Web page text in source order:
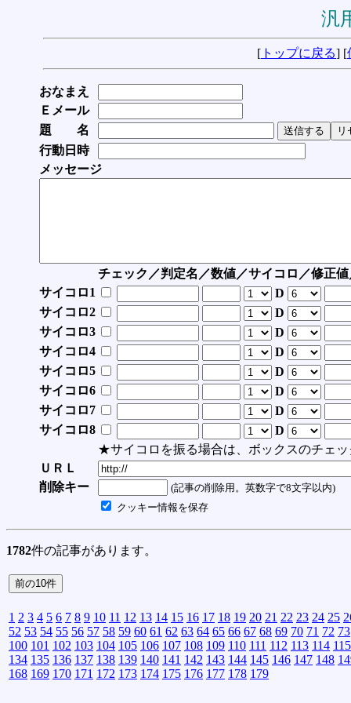
汎
[ トップに戻る] [
おなまえ
Ｅメール
題 名
行動日時
メッセージ
チェック／判定名／数値／サイコロ／修正
サイコロ1
D
サイコロ2
D
サイコロ3
D
サイコロ4
D
サイコロ5
D
サイコロ6
D
サイコロ7
D
サイコロ8
D
★サイコロを振る場合は、ボックスのチェッ
ＵＲＬ
削除キー
(記事の削除用。英数字で8文字以内)
クッキー情報を保存
1782件の記事があります。
1 2 3 4 5 6 7 8 9 10 11 12 13 14 15 16 17 18 19 20 21 22 23 24 25
52 53 54 55 56 57 58 59 60 61 62 63 64 65 66 67 68 69 70 71 72 73
100 101 102 103 104 105 106 107 108 109 110 111 112 113 114 115
134 135 136 137 138 139 140 141 142 143 144 145 146 147 148
168 169 170 171 172 173 174 175 176 177 178 179